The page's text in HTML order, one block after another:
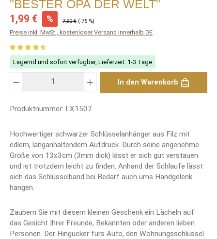
"BESTER OPA DER WELT"
Verkaufspreis:
1,99 € % Regulärer Preis:
7,90 € (-75 %)
Preise inkl. MwSt., kostenloser Versand innerhalb DE
Durchschnittliche Bewertung von 4.5 von 5 Sternen
Lagernd und sofort verfügbar, Lieferzeit: 1-3 Tage
In den Warenkorb
Produktnummer: LX1507
Hochwertiger schwarzer Schlüsselanhänger aus Filz mit
edlem, langanhaltendem Aufdruck. Durch seine angenehme
Größe von 13x3cm (3mm dick) lässt er sich gut verstauen
und ist trotzdem leicht zu finden. Anhand der Schlaufe lässt
sich das Schlüsselband bei Bedarf auch ums Handgelenk
hängen.
Zaubern Sie mit diesem kleinen Geschenk ein Lächeln auf
das Gesicht Ihrer Freunde, Bekannten oder anderen lieben
Personen. Der Hingucker fürs Auto, den Wohnungsschlüssel